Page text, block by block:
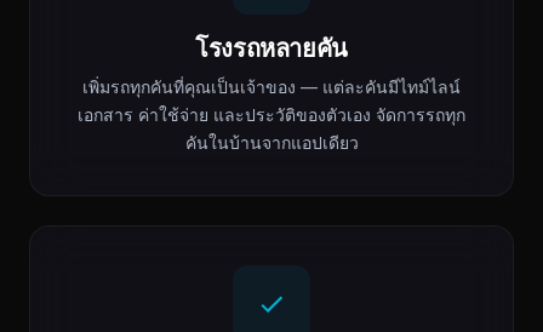
โรงรถหลายคัน
เพิ่มรถทุกคันที่คุณเป็นเจ้าของ — แต่ละคันมีไทม์ไลน์
เอกสาร ค่าใช้จ่าย และประวัติของตัวเอง จัดการรถทุก
คันในบ้านจากแอปเดียว